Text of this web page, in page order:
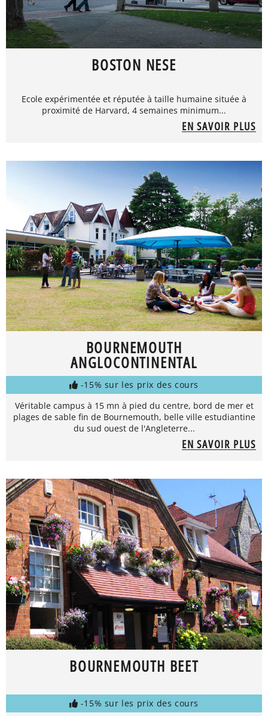
BOSTON NESE
Ecole expérimentée et réputée à taille humaine située à
proximité de Harvard, 4 semaines minimum...
EN SAVOIR PLUS
BOURNEMOUTH
ANGLOCONTINENTAL
-15% sur les prix des cours
Véritable campus à 15 mn à pied du centre, bord de mer et
plages de sable fin de Bournemouth, belle ville estudiantine
du sud ouest de l'Angleterre...
EN SAVOIR PLUS
BOURNEMOUTH BEET
-15% sur les prix des cours